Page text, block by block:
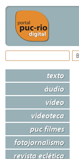
texto
áudio
vídeo
videoteca
puc filmes
fotojornalismo
revista eclética